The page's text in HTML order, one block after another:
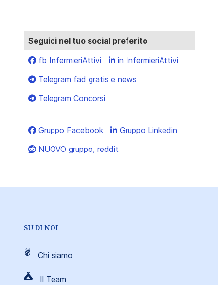
Seguici nel tuo social preferito
fb InfermieriAttivi
in InfermieriAttivi
Telegram fad gratis e news
Telegram Concorsi
Gruppo Facebook
Gruppo Linkedin
NUOVO gruppo, reddit
SU DI NOI
Chi siamo
Il Team